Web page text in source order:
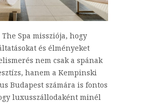
Spa missziója, hogy
és élményeket
nem csak a spának
hanem a Kempinski
Budapest számára is fontos
luxusszállodaként minél